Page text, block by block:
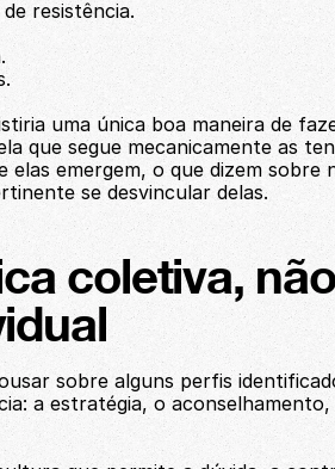
resistência.
uma única boa maneira de
que segue mecanicamente as
elas emergem, o que dizem sobre
se desvincular delas.
coletiva,
sobre alguns perfis
a estratégia, o